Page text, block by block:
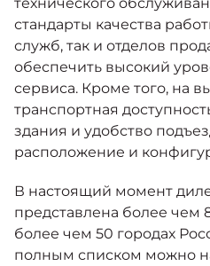
от 3
стандарты качества
служб, так и отделов
обеспечить высокий
сервиса. Кроме того, на
транспортная
здания и удобство
расположение и
В настоящий момент
представлена более чем
более чем 50 городах
полным списком можно